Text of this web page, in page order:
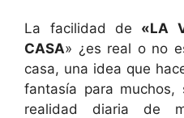
La facilidad de «LA
CASA» ¿es real o no
casa, una idea que
fantasía para
realidad diaria de